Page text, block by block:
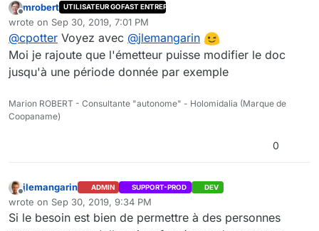
contournement ? Cette fonctionnalité que nous avions
test en GoFAST < 2 était très utile, car permettait par
exemple d'avoir une adresse 'factures@ceo-
vision.com' pour intégrer directement des factures à
un espace sans avoir de compte GoFAST
Offline
mrobert UTILISATEUR GOFAST ENTREPRISE
wrote on Sep 30, 2019, 7:01 PM
last edited by mrobertSep 30, 2019, 9:02 PM
@cpotter Voyez avec @jlemangarin
Moi je rajoute que l'émetteur puisse modifier le doc
jusqu'à une période donnée par exemple
Marion ROBERT - Consultante "autonome" - Holomidalia (Marque de
Coopaname)
0
Offline
jlemangarin ADMIN SUPPORT-PROD DEV
wrote on Sep 30, 2019, 9:34 PM
last edited by jlemangarinSep 30, 2019, 11:39 PM
Si le besoin est bien de permettre à des personnes